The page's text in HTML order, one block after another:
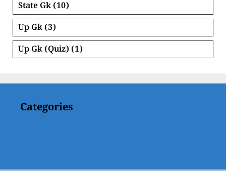
State Gk (10)
Up Gk (3)
Up Gk (Quiz) (1)
Categories